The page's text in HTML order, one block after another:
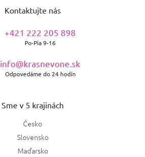
Kontaktujte nás
+421 222 205 898
Po-Pia 9-16
info@krasnevone.sk
Odpovedáme do 24 hodín
Sme v 5 krajinách
Česko
Slovensko
Maďarsko